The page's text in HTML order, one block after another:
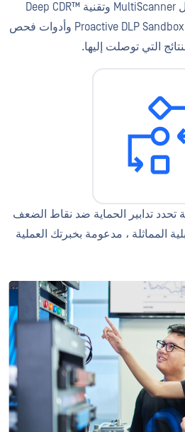
مجموعة أدوات OPSWAT مثل MultiScanner وتقنية Deep CDR™
Proactive DLP Sandbox MetaDefender OT Security وأدوات فحص
التي توصلت إليها.
تحدد تدابير الحماية ضد نقاط الضعف
المماثلة ، مدعومة بخبرتك العملية